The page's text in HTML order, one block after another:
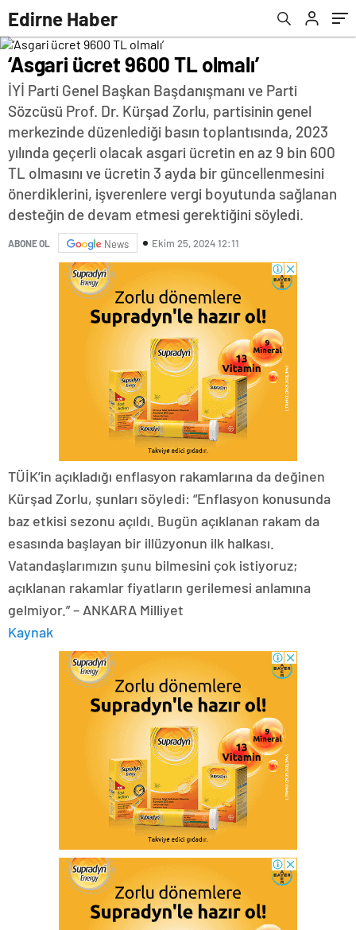
Edirne Haber
‘Asgari ücret 9600 TL olmalı’
İYİ Parti Genel Başkan Başdanışmanı ve Parti
Sözcüsü Prof. Dr. Kürşad Zorlu, partisinin genel
merkezinde düzenlediği basın toplantısında, 2023
yılında geçerli olacak asgari ücretin en az 9 bin 600
TL olmasını ve ücretin 3 ayda bir güncellenmesini
önerdiklerini, işverenlere vergi boyutunda sağlanan
desteğin de devam etmesi gerektiğini söyledi.
ABONE OL News Ekim 25, 2024 12:11
TÜİK’in açıkladığı enflasyon rakamlarına da değinen
Kürşad Zorlu, şunları söyledi: “Enflasyon konusunda
baz etkisi sezonu açıldı. Bugün açıklanan rakam da
esasında başlayan bir illüzyonun ilk halkası.
Vatandaşlarımızın şunu bilmesini çok istiyoruz;
açıklanan rakamlar fiyatların gerilemesi anlamına
gelmiyor.” – ANKARA Milliyet
Kaynak
haline geldi